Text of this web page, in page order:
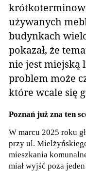
używanych
budynkach
pokazał, że
nie jest miejską
problem może
które wcale się
Poznań już zna ten
W marcu 2025 roku
przy ul.
mieszkania
miał wyjść poza